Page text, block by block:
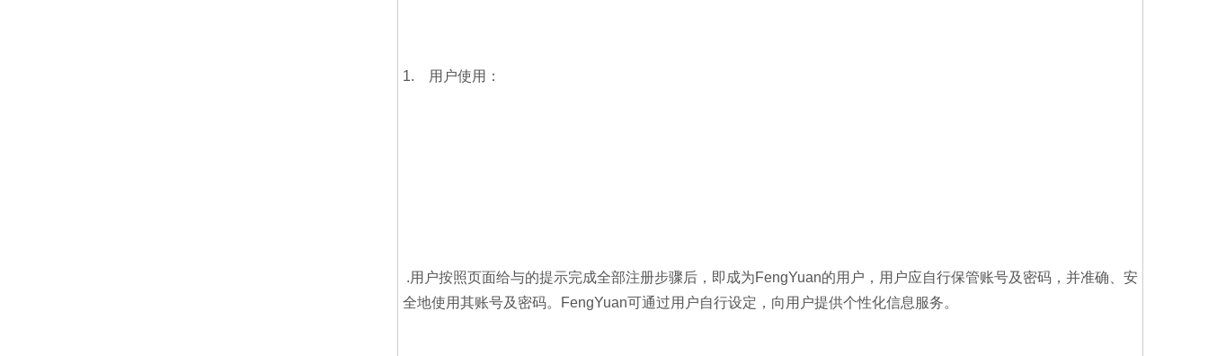
1. 用户使用：
.用户按照页面给与的提示完成全部注册步骤后，即成为FengYuan的用户，用户应自行保管账号及密码，并准确、安
全地使用其账号及密码。FengYuan可通过用户自行设定，向用户提供个性化信息服务。